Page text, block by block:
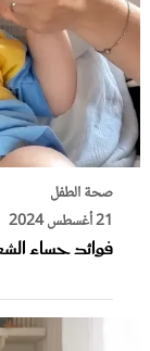
صحة الطفل
21 أغسطس 2024